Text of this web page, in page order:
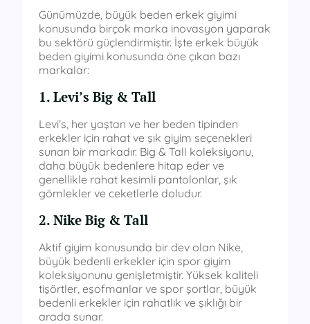
Günümüzde, büyük beden erkek giyimi
konusunda birçok marka inovasyon yaparak
bu sektörü güçlendirmiştir. İşte erkek büyük
beden giyimi konusunda öne çıkan bazı
markalar:
1. Levi’s Big & Tall
Levi’s, her yaştan ve her beden tipinden
erkekler için rahat ve şık giyim seçenekleri
sunan bir markadır. Big & Tall koleksiyonu,
daha büyük bedenlere hitap eder ve
genellikle rahat kesimli pantolonlar, şık
gömlekler ve ceketlerle doludur.
2. Nike Big & Tall
Aktif giyim konusunda bir dev olan Nike,
büyük bedenli erkekler için spor giyim
koleksiyonunu genişletmiştir. Yüksek kaliteli
tişörtler, eşofmanlar ve spor şortlar, büyük
bedenli erkekler için rahatlık ve şıklığı bir
arada sunar.